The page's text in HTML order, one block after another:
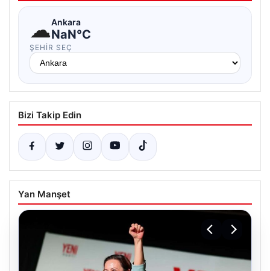
☁Ankara
NaN°C
ŞEHIR SEÇ
Bizi Takip Edin
Yan Manşet